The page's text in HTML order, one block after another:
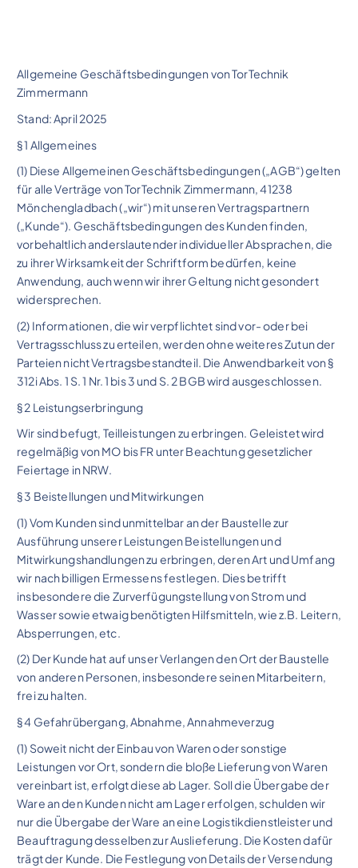
Allgemeine Geschäftsbedingungen von TorTechnik
Zimmermann
Stand: April 2025
§ 1 Allgemeines
(1) Diese Allgemeinen Geschäftsbedingungen („AGB“) gelten
für alle Verträge von TorTechnik Zimmermann, 41238
Mönchengladbach („wir“) mit unseren Vertragspartnern
(„Kunde“). Geschäftsbedingungen des Kunden finden,
vorbehaltlich anderslautender individueller Absprachen, die
zu ihrer Wirksamkeit der Schriftform bedürfen, keine
Anwendung, auch wenn wir ihrer Geltung nicht gesondert
widersprechen.
(2) Informationen, die wir verpflichtet sind vor- oder bei
Vertragsschluss zu erteilen, werden ohne weiteres Zutun der
Parteien nicht Vertragsbestandteil. Die Anwendbarkeit von §
312i Abs. 1 S. 1 Nr. 1 bis 3 und S. 2 BGB wird ausgeschlossen.
§ 2 Leistungserbringung
Wir sind befugt, Teilleistungen zu erbringen. Geleistet wird
regelmäßig von MO bis FR unter Beachtung gesetzlicher
Feiertage in NRW.
§ 3 Beistellungen und Mitwirkungen
(1) Vom Kunden sind unmittelbar an der Baustelle zur
Ausführung unserer Leistungen Beistellungen und
Mitwirkungshandlungen zu erbringen, deren Art und Umfang
wir nach billigen Ermessens festlegen. Dies betrifft
insbesondere die Zurverfügungstellung von Strom und
Wasser sowie etwaig benötigten Hilfsmitteln, wie z.B. Leitern,
Absperrungen, etc.
(2) Der Kunde hat auf unser Verlangen den Ort der Baustelle
von anderen Personen, insbesondere seinen Mitarbeitern,
frei zu halten.
§ 4 Gefahrübergang, Abnahme, Annahmeverzug
(1) Soweit nicht der Einbau von Waren oder sonstige
Leistungen vor Ort, sondern die bloße Lieferung von Waren
vereinbart ist, erfolgt diese ab Lager. Soll die Übergabe der
Ware an den Kunden nicht am Lager erfolgen, schulden wir
nur die Übergabe der Ware an eine Logistikdienstleister und
Beauftragung desselben zur Auslieferung. Die Kosten dafür
trägt der Kunde. Die Festlegung von Details der Versendung